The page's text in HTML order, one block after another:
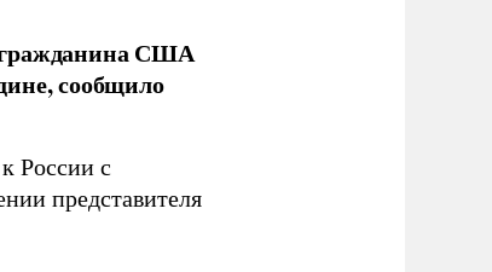
гражданина США
сообщило
России с
представителя